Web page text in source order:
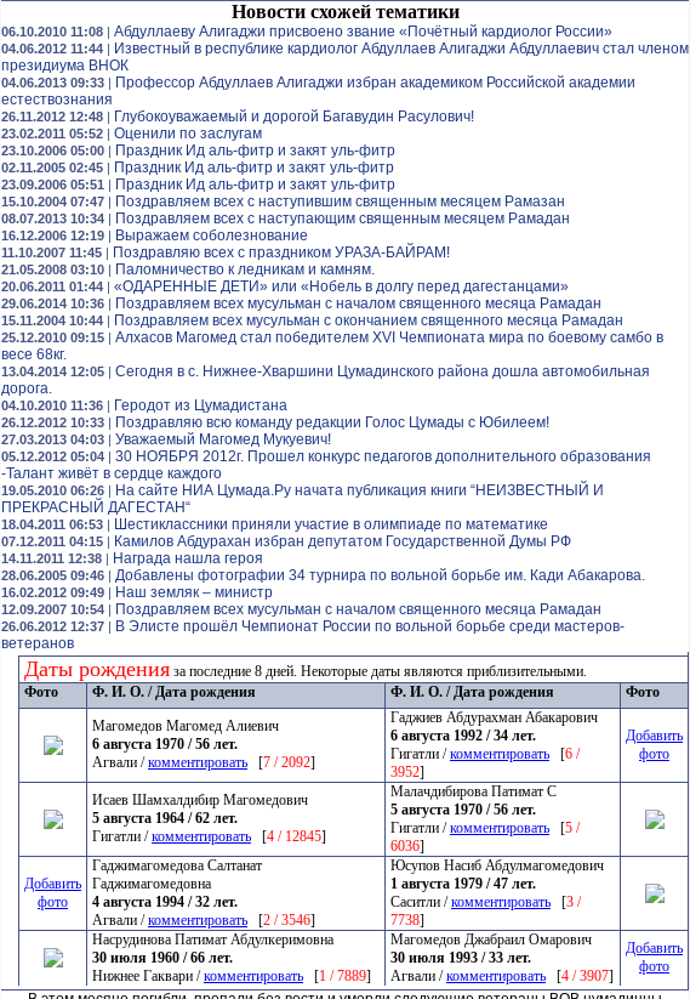
Новости схожей тематики
06.10.2010 11:08 | Абдуллаеву Алигаджи присвоено звание «Почётный кардиолог России»
04.06.2012 11:44 | Известный в республике кардиолог Абдуллаев Алигаджи Абдуллаевич стал членом
президиума ВНОК
04.06.2013 09:33 | Профессор Абдуллаев Алигаджи избран академиком Российской академии
естествознания
26.11.2012 12:48 | Глубокоуважаемый и дорогой Багавудин Расулович!
23.02.2011 05:52 | Оценили по заслугам
23.10.2006 05:00 | Праздник Ид аль-фитр и закят уль-фитр
02.11.2005 02:45 | Праздник Ид аль-фитр и закят уль-фитр
23.09.2006 05:51 | Праздник Ид аль-фитр и закят уль-фитр
15.10.2004 07:47 | Поздравляем всех с наступившим священным месяцем Рамазан
08.07.2013 10:34 | Поздравляем всех с наступающим священным месяцем Рамадан
16.12.2006 12:19 | Выражаем соболезнование
11.10.2007 11:45 | Поздравляю всех с праздником УРАЗА-БАЙРАМ!
21.05.2008 03:10 | Паломничество к ледникам и камням.
20.06.2011 01:44 | «ОДАРЕННЫЕ ДЕТИ» или «Нобель в долгу перед дагестанцами»
29.06.2014 10:36 | Поздравляем всех мусульман с началом священного месяца Рамадан
15.11.2004 10:44 | Поздравляем всех мусульман с окончанием священного месяца Рамадан
25.12.2010 09:15 | Алхасов Магомед стал победителем XVI Чемпионата мира по боевому самбо в
весе 68кг.
13.04.2014 12:05 | Сегодня в с. Нижнее-Хваршини Цумадинского района дошла автомобильная
дорога.
04.10.2010 11:36 | Геродот из Цумадистана
26.12.2012 10:33 | Поздравляю всю команду редакции Голос Цумады с Юбилеем!
27.03.2013 04:03 | Уважаемый Магомед Мукуевич!
05.12.2012 05:04 | 30 НОЯБРЯ 2012г. Прошел конкурс педагогов дополнительного образования
-Талант живёт в сердце каждого
19.05.2010 06:26 | На сайте НИА Цумада.Ру начата публикация книги “НЕИЗВЕСТНЫЙ И
ПРЕКРАСНЫЙ ДАГЕСТАН“
18.04.2011 06:53 | Шестиклассники приняли участие в олимпиаде по математике
07.12.2011 04:15 | Камилов Абдурахан избран депутатом Государственной Думы РФ
14.11.2011 12:38 | Награда нашла героя
28.06.2005 09:46 | Добавлены фотографии 34 турнира по вольной борьбе им. Кади Абакарова.
16.02.2012 09:49 | Наш земляк – министр
12.09.2007 10:54 | Поздравляем всех мусульман с началом священного месяца Рамадан
26.06.2012 12:37 | В Элисте прошёл Чемпионат России по вольной борьбе среди мастеров-
ветеранов
Даты рождения за последние 8 дней. Некоторые даты являются приблизительными.
Фото
Ф. И. О. / Дата рождения Ф. И. О. / Дата рождения
Фото
Магомедов Магомед Алиевич
6 августа 1970 / 56 лет.
Агвали /комментировать [7 / 2092]
Гаджиев Абдурахман Абакарович
6 августа 1992 / 34 лет.
Гигатли /комментировать [6 /
3952]
Добавить
фото
Исаев Шамхалдибир Магомедович
5 августа 1964 / 62 лет.
Гигатли /комментировать [4 / 12845]
Малачдибирова Патимат С
5 августа 1970 / 56 лет.
Гигатли /комментировать [5 /
6036]
Добавить
фото
Гаджимагомедова Салтанат
Гаджимагомедовна
4 августа 1994 / 32 лет.
Агвали /комментировать [2 / 3546]
Юсупов Насиб Абдулмагомедович
1 августа 1979 / 47 лет.
Саситли /комментировать [3 /
7738]
Насрудинова Патимат Абдулкеримовна
30 июля 1960 / 66 лет.
Нижнее Гаквари /комментировать [1 / 7889]
Магомедов Джабраил Омарович
30 июля 1993 / 33 лет.
Агвали /комментировать [4 / 3907]
Добавить
фото